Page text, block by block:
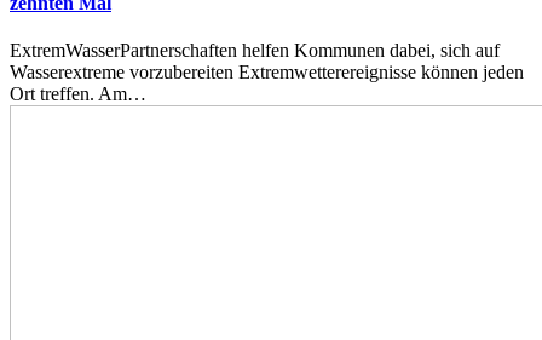
ExtremWasserPartnerschaften helfen Kommunen dabei, sich auf
Wasserextreme vorzubereiten Extremwetterereignisse können jeden
Ort treffen. Am…